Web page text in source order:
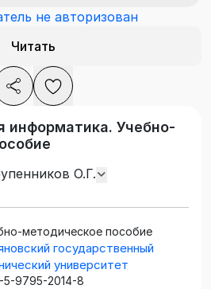
не авторизован
Читать
информатика. Учебно-
О.Г.
методическое пособие
государственный
университет
9795-2014-8